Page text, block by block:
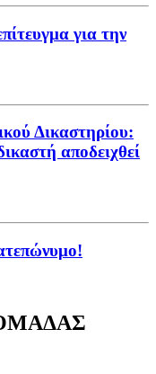
για την
Δικαστηρίου:
αποδειχθεί